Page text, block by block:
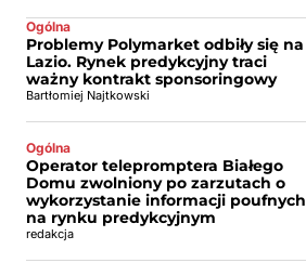
Ogólna
Problemy Polymarket odbiły się na
Lazio. Rynek predykcyjny traci
ważny kontrakt sponsoringowy
Bartłomiej Najtkowski
Ogólna
Operator telepromptera Białego
Domu zwolniony po zarzutach o
wykorzystanie informacji poufnych
na rynku predykcyjnym
redakcja